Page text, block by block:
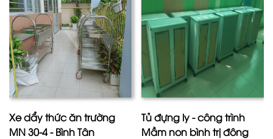
Xe dẩy thức ăn trường
MN 30-4 - Bình Tân
Tủ đựng ly - công trình
Mầm non bình trị đông